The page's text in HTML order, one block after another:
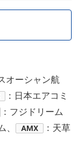
オーシャン航
：日本エアコミ
：フジドリーム
、 AMX
：天草